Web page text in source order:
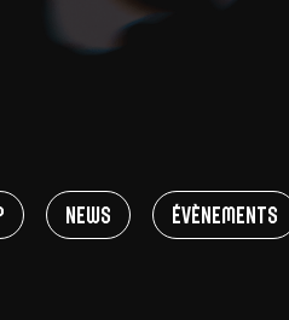
et informations
News Évènements